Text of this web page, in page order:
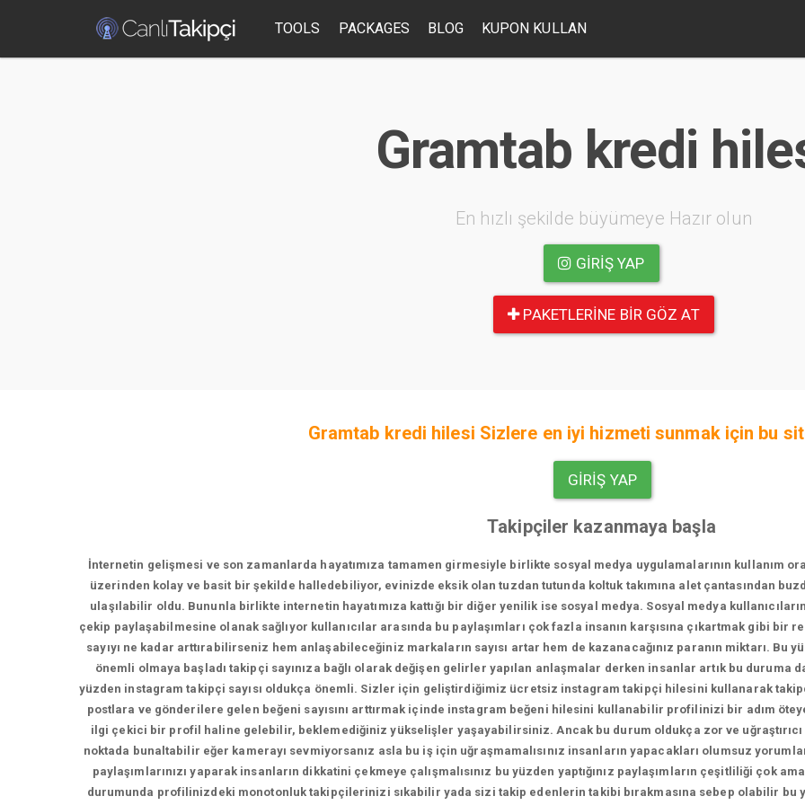
TOOLS PACKAGES BLOG KUPON KULLAN
Gramtab kredi
En hızlı şekilde büyümeye Hazır olun
GIRIŞ YAP
PAKETLERINE BIR GÖZ AT
Gramtab kredi hilesi Sizlere en iyi hizmeti sunmak için bu
GIRIŞ YAP
Takipçiler kazanmaya başla
İnternetin gelişmesi ve son zamanlarda hayatımıza tamamen girmesiyle birlikte sosyal medya uygulamalarının kullanım
üzerinden kolay ve basit bir şekilde halledebiliyor, evinizde eksik olan tuzdan tutunda koltuk takımına alet çantasından
ulaşılabilir oldu. Bununla birlikte internetin hayatımıza kattığı bir diğer yenilik ise sosyal medya. Sosyal medya
çekip paylaşabilmesine olanak sağlıyor kullanıcılar arasında bu paylaşımları çok fazla insanın karşısına çıkartmak gibi
sayıyı ne kadar arttırabilirseniz hem anlaşabileceğiniz markaların sayısı artar hem de kazanacağınız paranın miktarı. Bu
önemli olmaya başladı takipçi sayınıza bağlı olarak değişen gelirler yapılan anlaşmalar derken insanlar artık bu
yüzden instagram takipçi sayısı oldukça önemli. Sizler için geliştirdiğimiz ücretsiz instagram takipçi hilesini kullanarak takipçi
postlara ve gönderilere gelen beğeni sayısını arttırmak içinde instagram beğeni hilesini kullanabilir profilinizi bir adım
ilgi çekici bir profil haline gelebilir, beklemediğiniz yükselişler yaşayabilirsiniz. Ancak bu durum oldukça zor ve
noktada bunaltabilir eğer kamerayı sevmiyorsanız asla bu iş için uğraşmamalısınız insanların yapacakları olumsuz
paylaşımlarınızı yaparak insanların dikkatini çekmeye çalışmalısınız bu yüzden yaptığınız paylaşımların çeşitliliği çok
durumunda profilinizdeki monotonluk takipçilerinizi sıkabilir yada sizi takip edenlerin takibi bırakmasına sebep olabilir bu